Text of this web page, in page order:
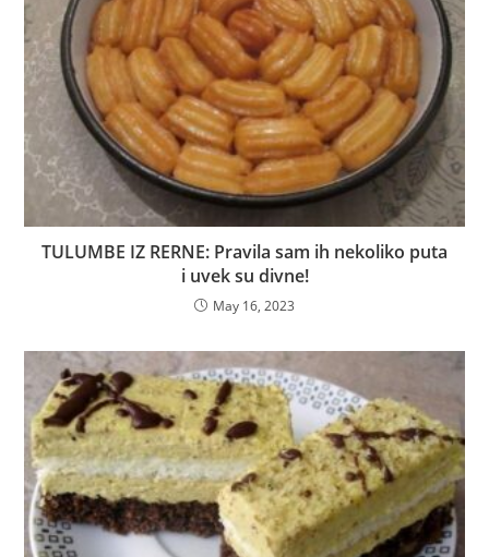
TULUMBE IZ RERNE: Pravila sam ih nekoliko puta
i uvek su divne!
May 16, 2023